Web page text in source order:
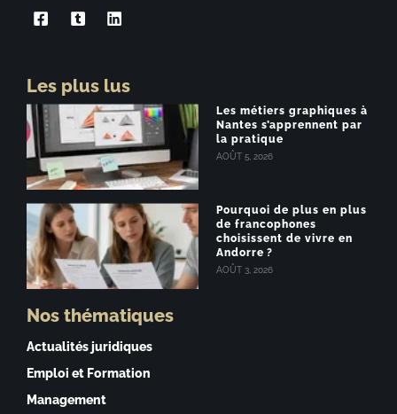
Les plus lus
Les métiers graphiques à
Nantes s’apprennent par
la pratique
AOÛT 5, 2026
Pourquoi de plus en plus
de francophones
choisissent de vivre en
Andorre ?
AOÛT 3, 2026
Nos thématiques
Actualités juridiques
Emploi et Formation
Management